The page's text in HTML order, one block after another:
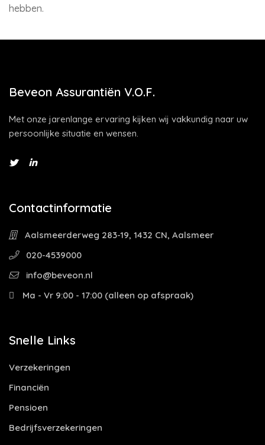
hebben.
Beveon Assurantiën V.O.F.
Met onze jarenlange ervaring kijken wij vakkundig naar uw
persoonlijke situatie en wensen.
Contactinformatie
Aalsmeerderweg 283-19, 1432 CN, Aalsmeer
020-4539000
info@beveon.nl
Ma - Vr 9:00 - 17:00 (alleen op afspraak)
Snelle Links
Verzekeringen
Financiën
Pensioen
Bedrijfsverzekeringen